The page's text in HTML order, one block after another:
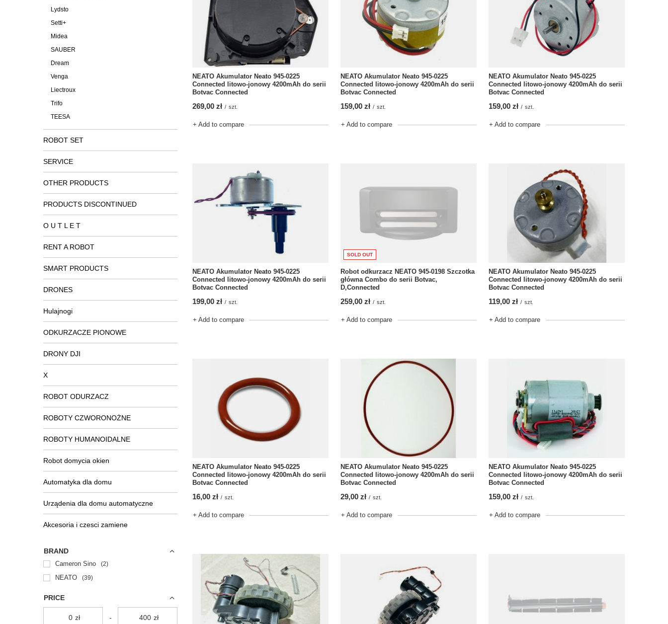
Lydsto
Setti+
Midea
SAUBER
Dream
Venga
Liectroux
Trifo
TEESA
ROBOT SET
SERVICE
OTHER PRODUCTS
PRODUCTS DISCONTINUED
O U T L E T
RENT A ROBOT
SMART PRODUCTS
DRONES
Hulajnogi
ODKURZACZE PIONOWE
DRONY DJI
X
ROBOT ODURZACZ
ROBOTY CZWORONOŻNE
ROBOTY HUMANOIDALNE
Robot domycia okien
Automatyka dla domu
Urządenia dla domu automatyczne
Akcesoria i czesci zamiene
BRAND
Cameron Sino 2
NEATO 39
PRICE
zł - zł
NEATO Akumulator Neato 945-0225
Connected litowo-jonowy 4200mAh do serii
Botvac Connected
269,00 zł / szt.
+ Add to compare
NEATO Akumulator Neato 945-0225
Connected litowo-jonowy 4200mAh do serii
Botvac Connected
159,00 zł / szt.
+ Add to compare
NEATO Akumulator Neato 945-0225
Connected litowo-jonowy 4200mAh do serii
Botvac Connected
159,00 zł / szt.
+ Add to compare
NEATO Akumulator Neato 945-0225
Connected litowo-jonowy 4200mAh do serii
Botvac Connected
199,00 zł / szt.
+ Add to compare
SOLD OUT
Robot odkurzacz NEATO 945-0198 Szczotka
główna Combo do serii Botvac,
D,Connected
259,00 zł / szt.
+ Add to compare
NEATO Akumulator Neato 945-0225
Connected litowo-jonowy 4200mAh do serii
Botvac Connected
119,00 zł / szt.
+ Add to compare
NEATO Akumulator Neato 945-0225
Connected litowo-jonowy 4200mAh do serii
Botvac Connected
16,00 zł / szt.
+ Add to compare
NEATO Akumulator Neato 945-0225
Connected litowo-jonowy 4200mAh do serii
Botvac Connected
29,00 zł / szt.
+ Add to compare
NEATO Akumulator Neato 945-0225
Connected litowo-jonowy 4200mAh do serii
Botvac Connected
159,00 zł / szt.
+ Add to compare